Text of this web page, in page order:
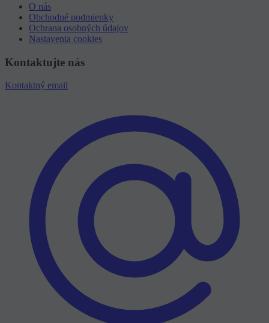
O nás
Obchodné podmienky
Ochrana osobných údajov
Nastavenia cookies
Kontaktujte nás
Kontaktný email